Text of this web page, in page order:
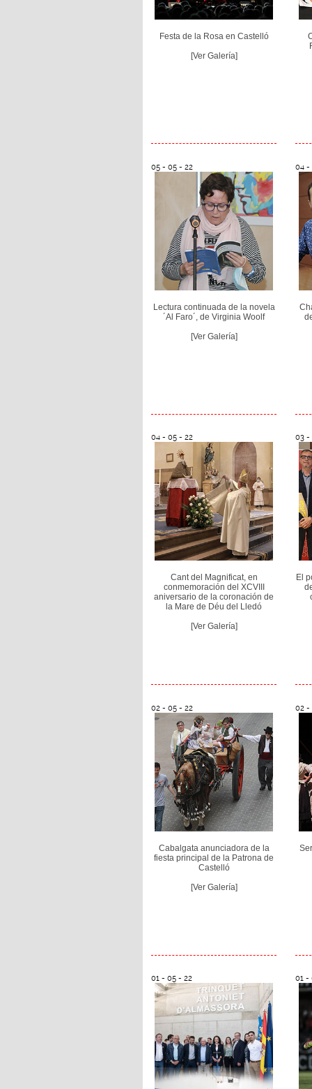
Festa de la Rosa en Castelló
[Ver Galería]
05 - 05 - 22
Lectura continuada de la novela
´Al Faro´, de Virginia Woolf
[Ver Galería]
04 -
04 - 05 - 22
Cant del Magnificat, en
conmemoración del XCVIII
aniversario de la coronación de
la Mare de Déu del Lledó
[Ver Galería]
03 -
El
02 - 05 - 22
Cabalgata anunciadora de la
fiesta principal de la Patrona de
Castelló
[Ver Galería]
02 -
01 - 05 - 22 01 -